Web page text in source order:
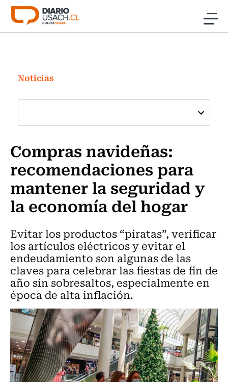
Click acá para ir directamente al contenido
Investigación
Cultura
Programas Radio y TV Usach
Noticias
Compras navideñas:
recomendaciones para
mantener la seguridad y
la economía del hogar
Evitar los productos “piratas”, verificar
los artículos eléctricos y evitar el
endeudamiento son algunas de las
claves para celebrar las fiestas de fin de
año sin sobresaltos, especialmente en
época de alta inflación.